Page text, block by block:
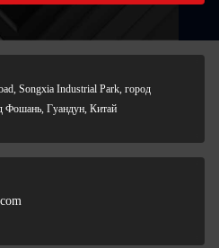
Songxia Industrial Park, город
Фошань, Гуандун, Китай